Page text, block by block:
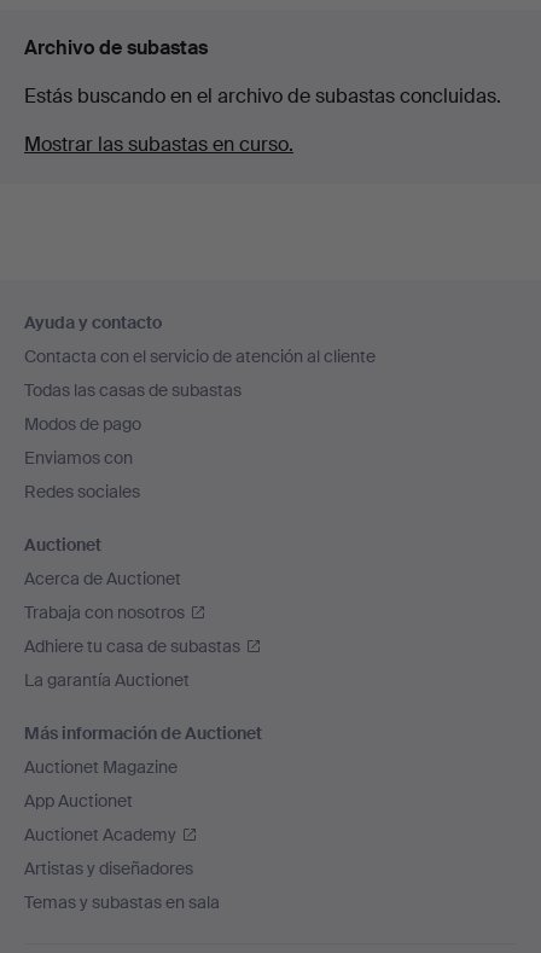
Archivo de subastas
Estás buscando en el archivo de subastas concluidas.
Mostrar las subastas en curso.
en
el
pie
de
página
Ayuda y contacto
Contacta con el servicio de atención al cliente
Todas las casas de subastas
Modos de pago
Enviamos con
Redes sociales
Auctionet
Acerca de Auctionet
Trabaja con nosotros
Adhiere tu casa de subastas
La garantía Auctionet
Más información de Auctionet
Auctionet Magazine
App Auctionet
Auctionet Academy
Artistas y diseñadores
Temas y subastas en sala